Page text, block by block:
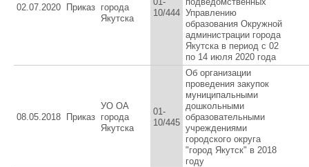
02.07.2020 Приказ
города
Якутска
10/444 Управлению
образования Окружной
администрации города
Якутска в период с 02
по 14 июля 2020 года
08.05.2018 Приказ
УО ОА
города
Якутска
01-
10/445
Об организации
проведения закупок
муниципальными
дошкольными
образовательными
учреждениями
городского округа
"город Якутск" в 2018
году